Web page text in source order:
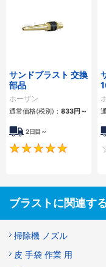
サンドブラスト 交換
部品
ホーザン
通常価格(税別)： 833円～
2日目～
ブラストに関連す
掃除機 ノズル
皮 手袋 作業 用